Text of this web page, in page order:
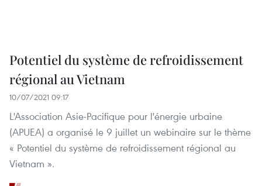
Potentiel du système de refroidissement
régional au Vietnam
10/07/2021 09:17
L'Association Asie-Pacifique pour l'énergie urbaine
(APUEA) a organisé le 9 juillet un webinaire sur le thème
« Potentiel du système de refroidissement régional au
Vietnam ».